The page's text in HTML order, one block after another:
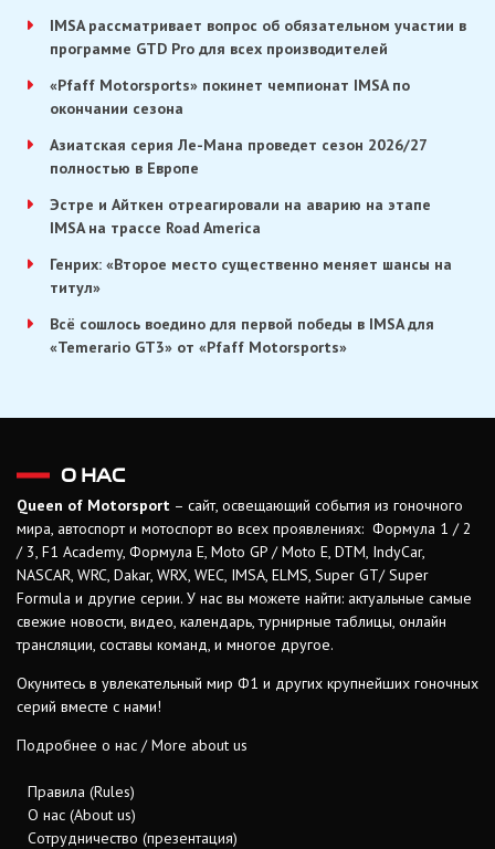
IMSA рассматривает вопрос об обязательном участии в
программе GTD Pro для всех производителей
«Pfaff Motorsports» покинет чемпионат IMSA по
окончании сезона
Азиатская серия Ле-Мана проведет сезон 2026/27
полностью в Европе
Эстре и Айткен отреагировали на аварию на этапе
IMSA на трассе Road America
Генрих: «Второе место существенно меняет шансы на
титул»
Всё сошлось воедино для первой победы в IMSA для
«Temerario GT3» от «Pfaff Motorsports»
О НАС
Queen of Motorsport – сайт, освещающий события из гоночного
мира, автоспорт и мотоспорт во всех проявлениях: Формула 1 / 2
/ 3, F1 Academy, Формула Е, Moto GP / Moto E, DTM, IndyCar,
NASCAR, WRC, Dakar, WRX, WEC, IMSA, ELMS, Super GT/ Super
Formula и другие серии. У нас вы можете найти: актуальные самые
свежие новости, видео, календарь, турнирные таблицы, онлайн
трансляции, составы команд, и многое другое.
Окунитесь в увлекательный мир Ф1 и других крупнейших гоночных
серий вместе с нами!
Подробнее о нас / More about us
Правила (Rules)
О нас (About us)
Сотрудничество (презентация)